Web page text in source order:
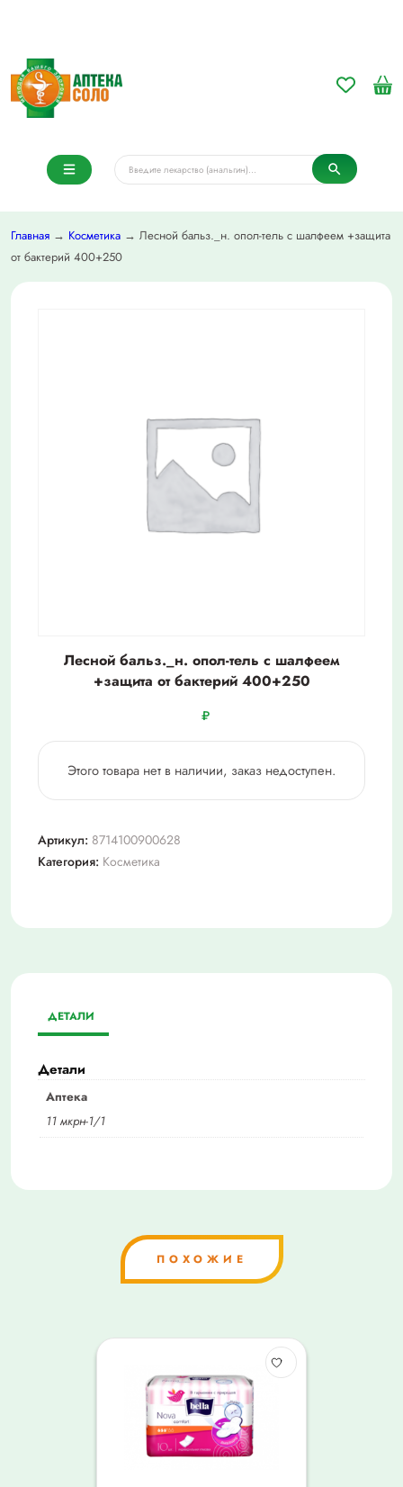
Главная → Косметика → Лесной бальз._н. опол-тель с шалфеем +защита
от бактерий 400+250
Лесной бальз._н. опол-тель с шалфеем
+защита от бактерий 400+250
₽
Этого товара нет в наличии, заказ недоступен.
Артикул: 8714100900628
Категория: Косметика
ДЕТАЛИ
Детали
Аптека
11 мкрн-1/1
ПОХОЖИЕ